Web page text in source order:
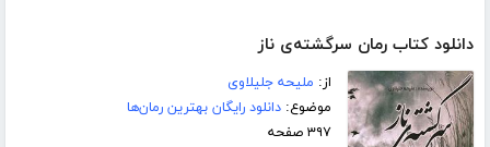
دانلود کتاب رمان سرگشته‌ی ناز
از: ملیحه جلیلاوی
موضوع:دانلود رایگان بهترین رمان‌ها
۳۹۷ صفحه